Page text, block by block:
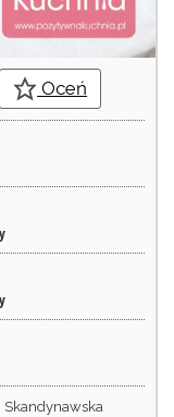
Oceń
Skandynawska